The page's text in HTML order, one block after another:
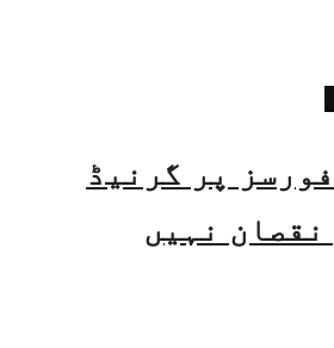
پر گرنیڈ
نہیں